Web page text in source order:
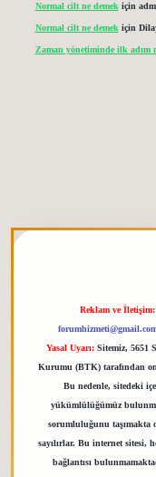
Normal cilt ne demekiçin
Normal cilt ne demek için
Zaman yönetiminde ilk adım
Reklam ve İletişim:
Yasal Uyarı: Sitemiz, 5651
Kurumu (BTK) tarafından
Bu nedenle, sitedeki
yükümlülüğümüz
sorumluluğunu taşımakta
sayılırlar. Bu internet sitesi,
bağlantısı